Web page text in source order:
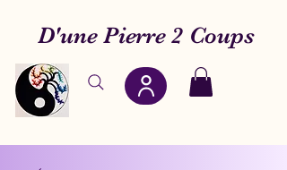
D'une Pierre 2 Coups